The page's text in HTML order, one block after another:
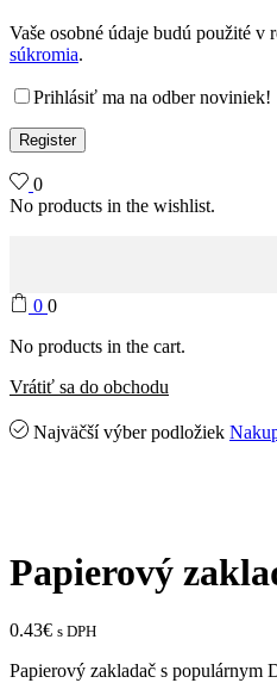
Vaše osobné údaje budú použité
súkromia.
Prihlásiť ma na odber noviniek!
Register
0
No products in the wishlist.
0 0
No products in the cart.
Vrátiť sa do obchodu
Najväčší výber podložiek
Papierový
0.43€ s DPH
Papierový zakladač s populárnym